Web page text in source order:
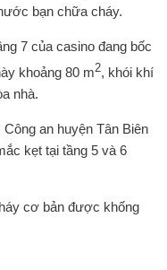
bạn chữa cháy.
7 của casino đang bốc
khoảng 80 m2, khói khí
nhà.
an huyện Tân Biên
kẹt tại tầng 5 và 6
cơ bản được khống